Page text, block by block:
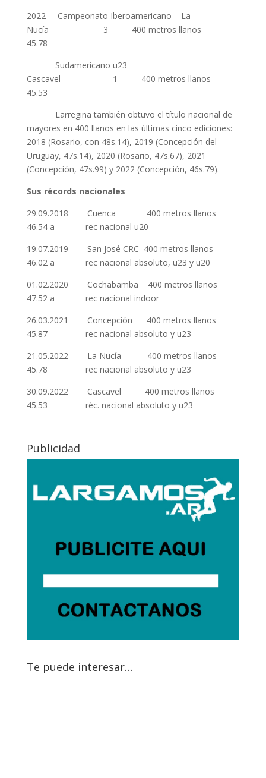
2022 Campeonato Iberoamericano La
Nucía 3 400 metros llanos
45.78
Sudamericano u23
Cascavel 1 400 metros llanos
45.53
Larregina también obtuvo el título nacional de
mayores en 400 llanos en las últimas cinco ediciones:
2018 (Rosario, con 48s.14), 2019 (Concepción del
Uruguay, 47s.14), 2020 (Rosario, 47s.67), 2021
(Concepción, 47s.99) y 2022 (Concepción, 46s.79).
Sus récords nacionales
29.09.2018 Cuenca 400 metros llanos
46.54 a rec nacional u20
19.07.2019 San José CRC 400 metros llanos
46.02 a rec nacional absoluto, u23 y u20
01.02.2020 Cochabamba 400 metros llanos
47.52 a rec nacional indoor
26.03.2021 Concepción 400 metros llanos
45.87 rec nacional absoluto y u23
21.05.2022 La Nucía 400 metros llanos
45.78 rec nacional absoluto y u23
30.09.2022 Cascavel 400 metros llanos
45.53 réc. nacional absoluto y u23
Publicidad
Te puede interesar…